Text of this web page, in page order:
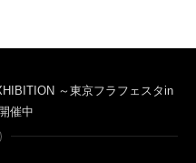
～東京フラフェスタin
催中